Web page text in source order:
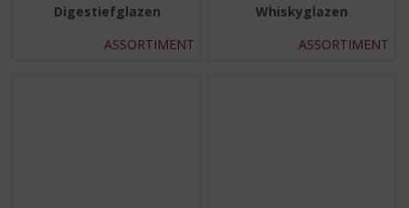
Digestiefglazen
ASSORTIMENT
Whiskyglazen
ASSORTIMENT